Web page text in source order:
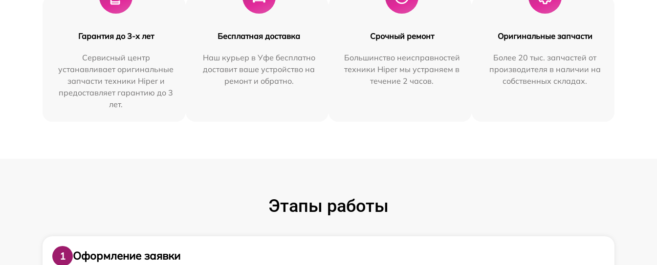
Гарантия до 3-х лет
Сервисный центр
устанавливает оригинальные
запчасти техники Hiper и
предоставляет гарантию до 3
лет.
Бесплатная доставка
Наш курьер в Уфе бесплатно
доставит ваше устройство на
ремонт и обратно.
Срочный ремонт
Большинство неисправностей
техники Hiper мы устраняем в
течение 2 часов.
Оригинальные запчасти
Более 20 тыс. запчастей от
производителя в наличии на
собственных складах.
Этапы работы
1
Оформление заявки